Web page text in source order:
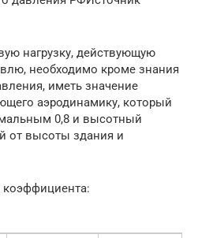
нагрузку, действующую
необходимо кроме знания
иметь значение
аэродинамику, который
0,8 и высотный
от высоты здания и